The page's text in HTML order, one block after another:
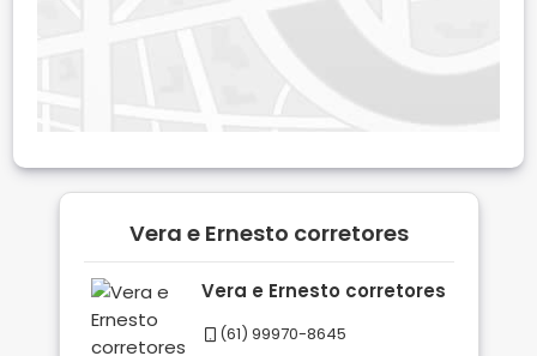
Vera e Ernesto corretores
Vera e Ernesto corretores
(61) 99970-8645